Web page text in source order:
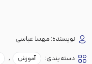
نویسنده:مهسا عباسی
دسته بندی:
آموزش ,